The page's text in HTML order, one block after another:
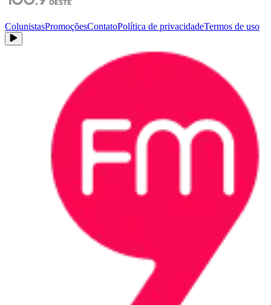
ColunistasPromoçõesContatoPolítica de privacidadeTermos de uso